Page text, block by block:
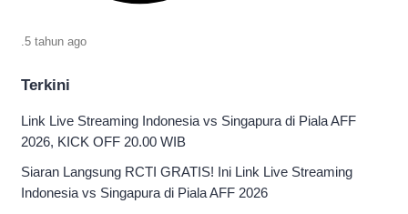
.5 tahun ago
Terkini
Link Live Streaming Indonesia vs Singapura di Piala AFF
2026, KICK OFF 20.00 WIB
Siaran Langsung RCTI GRATIS! Ini Link Live Streaming
Indonesia vs Singapura di Piala AFF 2026